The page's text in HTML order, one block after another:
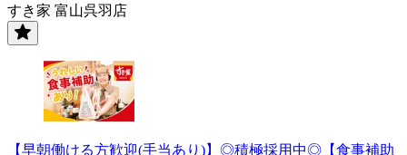
すき家 富山呉羽店
【早朝働ける方歓迎(手当あり)】◎積極採用中◎【食事補助